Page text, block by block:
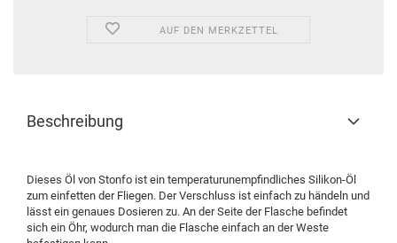
AUF DEN MERKZETTEL
Beschreibung
Dieses Öl von Stonfo ist ein temperaturunempfindliches Silikon-Öl
zum einfetten der Fliegen. Der Verschluss ist einfach zu händeln und
lässt ein genaues Dosieren zu. An der Seite der Flasche befindet
sich ein Öhr, wodurch man die Flasche einfach an der Weste